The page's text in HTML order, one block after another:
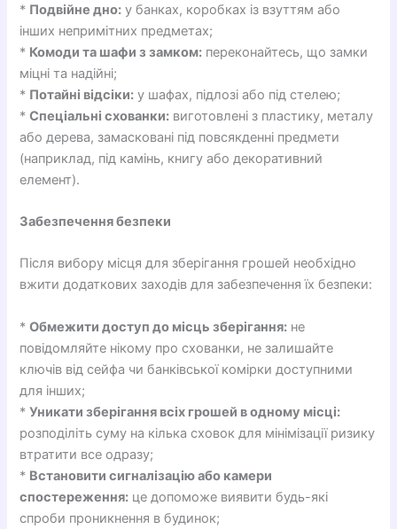
* Подвійне дно: у банках, коробках із взуттям або
інших непримітних предметах;
* Комоди та шафи з замком: переконайтесь, що замки
міцні та надійні;
* Потайні відсіки: у шафах, підлозі або під стелею;
*Спеціальні схованки: виготовлені з пластику, металу
або дерева, замасковані під повсякденні предмети
(наприклад, під камінь, книгу або декоративний
елемент).
Забезпечення безпеки
Після вибору місця для зберігання грошей необхідно
вжити додаткових заходів для забезпечення їх безпеки:
*Обмежити доступ до місць зберігання: не
повідомляйте нікому про схованки, не залишайте
ключів від сейфа чи банківської комірки доступними
для інших;
*Уникати зберігання всіх грошей в одному місці:
розподіліть суму на кілька сховок для мінімізації ризику
втратити все одразу;
* Встановити сигналізацію або камери
спостереження: це допоможе виявити будь-які
спроби проникнення в будинок;